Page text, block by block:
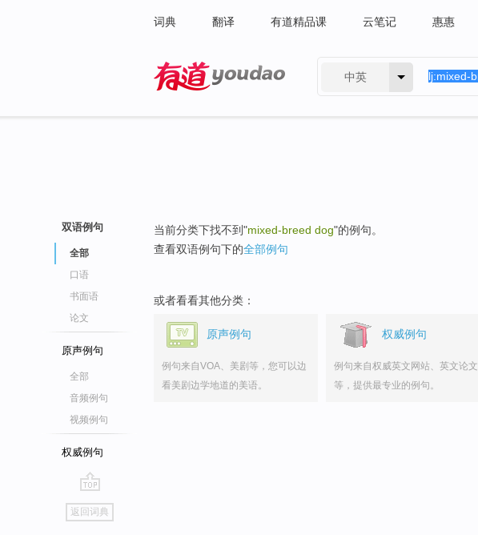
词典 翻译 有道精品课 云笔记 惠惠
中英
双语例句
全部
口语
书面语
论文
原声例句
全部
音频例句
视频例句
权威例句
go
top
返回词典
当前分类下找不到"mixed-breed dog"的例句。
查看双语例句下的全部例句
或者看看其他分类：
原声例句
例句来自VOA、美剧等，您可以边
看美剧边学地道的美语。
权威例句
例句来自权威英文网站、英文论文
等，提供最专业的例句。